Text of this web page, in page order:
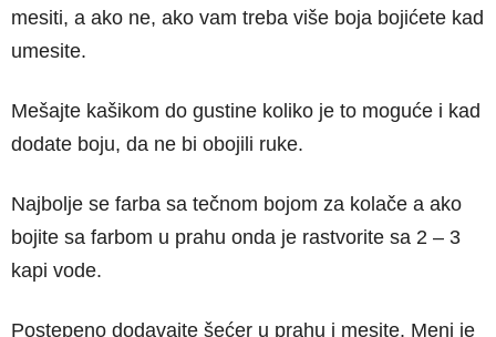
mesiti, a ako ne, ako vam treba više boja bojićete kad
umesite.
Mešajte kašikom do gustine koliko je to moguće i kad
dodate boju, da ne bi obojili ruke.
Najbolje se farba sa tečnom bojom za kolače a ako
bojite sa farbom u prahu onda je rastvorite sa 2 – 3
kapi vode.
Postepeno dodavajte šećer u prahu i mesite. Meni je